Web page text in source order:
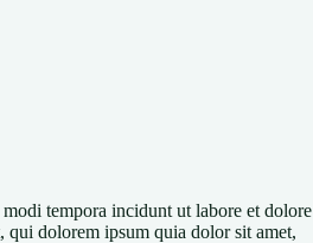
tempora incidunt ut labore et dolore
qui dolorem ipsum quia dolor sit amet,